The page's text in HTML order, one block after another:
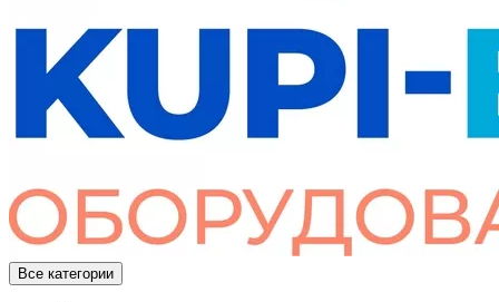
Все категории